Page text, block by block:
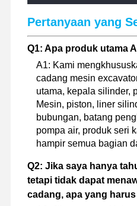
Pertanyaan yang
Q1: Apa produk utama
A1: Kami
cadang mesin
utama, kepala silinder,
Mesin, piston, liner
bubungan, batang
pompa air, produk seri
hampir semua bagian
Q2: Jika saya hanya
tetapi tidak dapat
cadang, apa yang